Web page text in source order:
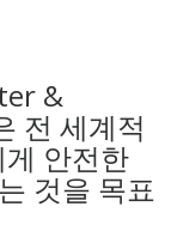
&
전 세계적
안전한
것을 목표